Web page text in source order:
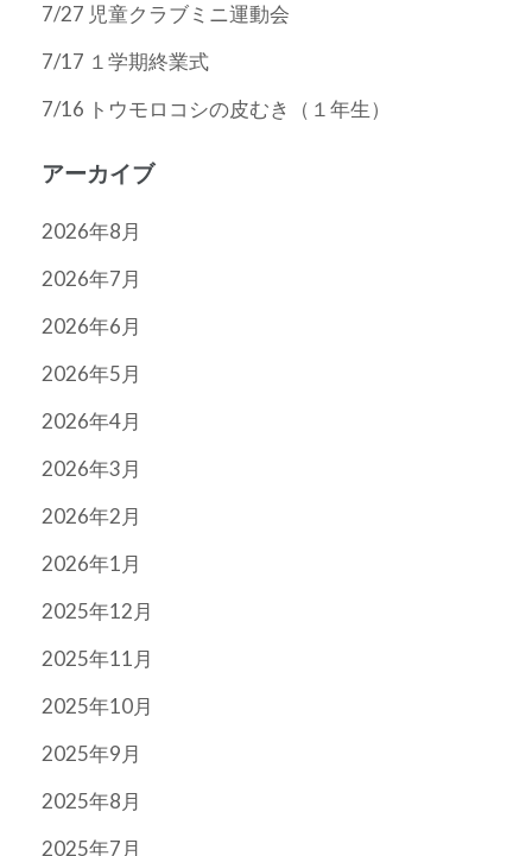
7/27 児童クラブミニ運動会
7/17 １学期終業式
7/16 トウモロコシの皮むき（１年生）
アーカイブ
2026年8月
2026年7月
2026年6月
2026年5月
2026年4月
2026年3月
2026年2月
2026年1月
2025年12月
2025年11月
2025年10月
2025年9月
2025年8月
2025年7月